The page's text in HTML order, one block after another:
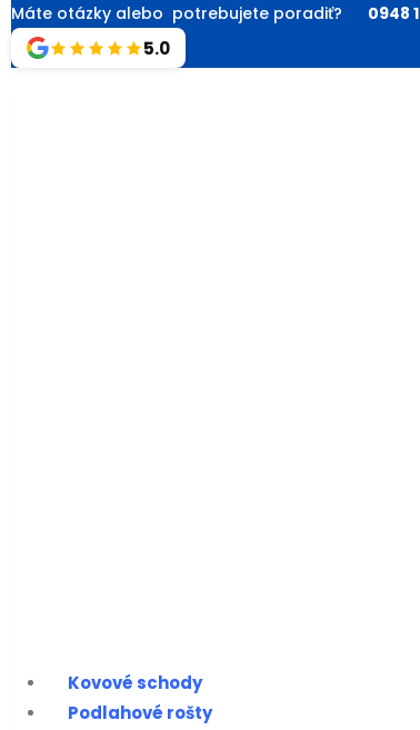
Máte otázky alebo potrebujete poradiť? 0948
5.0
Kovové schody
Podlahové rošty